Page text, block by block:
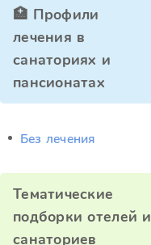
🏥 Профили
лечения в
санаториях и
пансионатах
Без лечения
Тематические
подборки отелей и
санаториев